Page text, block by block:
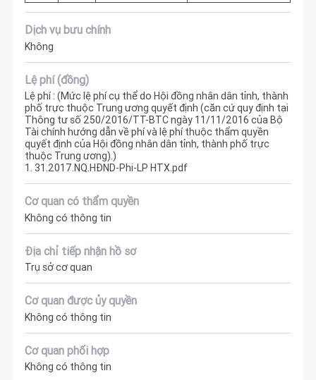
Dịch vụ bưu chính
Không
Lệ phí (đồng)
Lệ phí : (Mức lệ phí cụ thể do Hội đồng nhân dân tỉnh, thành
phố trực thuộc Trung ương quyết định (căn cứ quy định tại
Thông tư số 250/2016/TT-BTC ngày 11/11/2016 của Bộ
Tài chính hướng dẫn về phí và lệ phí thuộc thẩm quyền
quyết định của Hội đồng nhân dân tỉnh, thành phố trực
thuộc Trung ương).)
1. 31.2017.NQ.HĐND-Phi-LP HTX.pdf
Cơ quan có thẩm quyền
Không có thông tin
Địa chỉ tiếp nhận hồ sơ
Trụ sở cơ quan
Cơ quan được ủy quyền
Không có thông tin
Cơ quan phối hợp
Không có thông tin